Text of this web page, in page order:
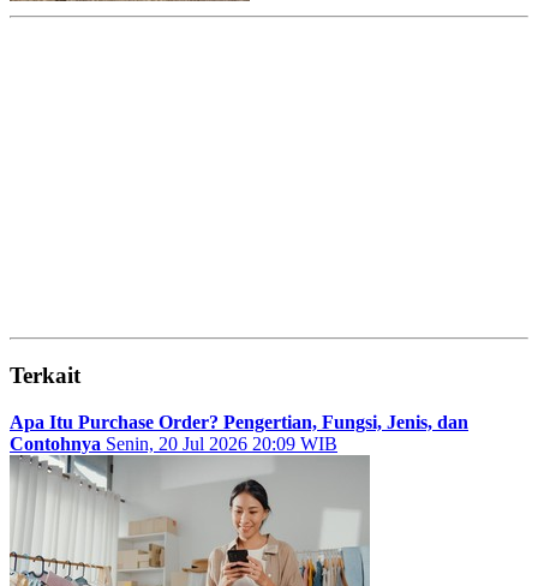
Terkait
Apa Itu Purchase Order? Pengertian, Fungsi, Jenis, dan
Contohnya Senin, 20 Jul 2026 20:09 WIB